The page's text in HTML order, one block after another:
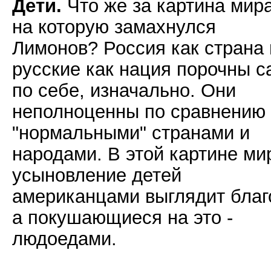
Дети. Что же за картина
на которую замахнулся
Лимонов? Россия как страна
русские как нация порочны
по себе, изначально. Они
неполноценны по сравнению
"нормальными" странами и
народами. В этой картине
усыновление детей
американцами выглядит
а покушающиеся на это -
людоедами.